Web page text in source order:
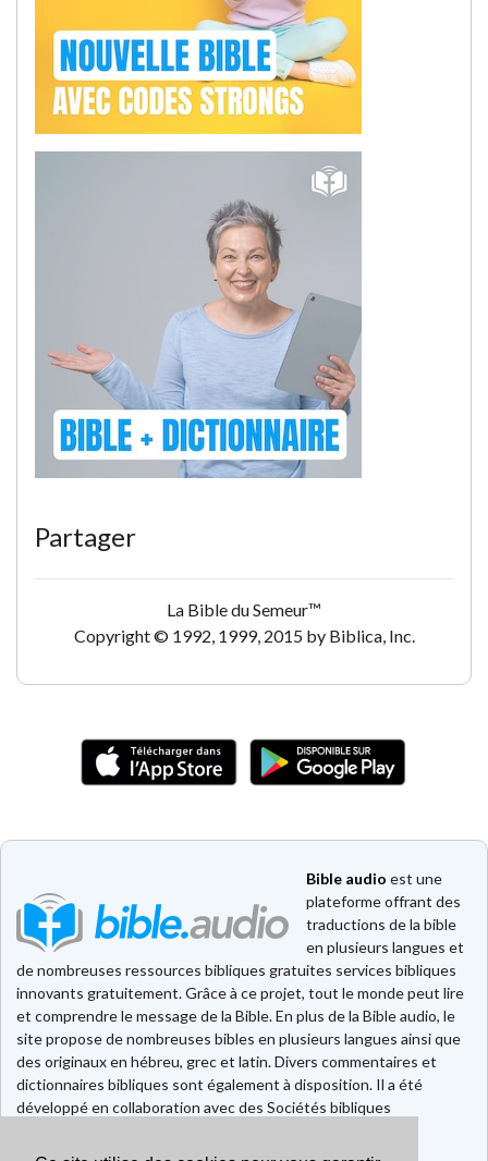
Partager
La Bible du Semeur™
Copyright © 1992, 1999, 2015 by Biblica, Inc.
Bible audio est une
plateforme offrant des
traductions de la bible
en plusieurs langues et
de nombreuses ressources bibliques gratuites services bibliques
innovants gratuitement. Grâce à ce projet, tout le monde peut lire
et comprendre le message de la Bible. En plus de la Bible audio, le
site propose de nombreuses bibles en plusieurs langues ainsi que
des originaux en hébreu, grec et latin. Divers commentaires et
dictionnaires bibliques sont également à disposition. Il a été
développé en collaboration avec des Sociétés bibliques